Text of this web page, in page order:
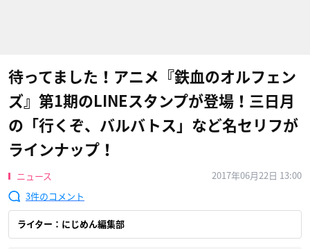
待ってました！アニメ『鉄血のオルフェン
ズ』第1期のLINEスタンプが登場！三日月
の「行くぞ、バルバトス」など名セリフが
ラインナップ！
ニュース
2017年06月22日 13:00
3
ライター：にじめん編集部